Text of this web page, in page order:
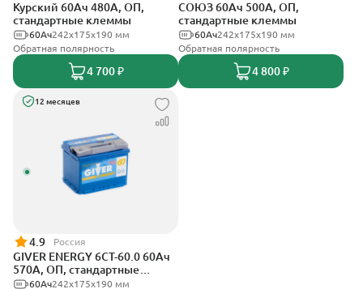
Курский 60Ач 480А, ОП,
стандартные клеммы
242x175x190 мм
60Ач
Обратная полярность
4 700 ₽
СОЮЗ 60Ач 500А, ОП,
стандартные клеммы
242x175x190 мм
60Ач
Обратная полярность
4 800 ₽
12 месяцев
4.9 Россия
GIVER ENERGY 6СТ-60.0 60Ач
570А, ОП, стандартные
клеммы242х175х190 мм
60Ач